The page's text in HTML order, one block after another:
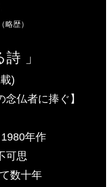
（略歴）
」
)​
念仏者に捧ぐ】
1980年作
思
数十年